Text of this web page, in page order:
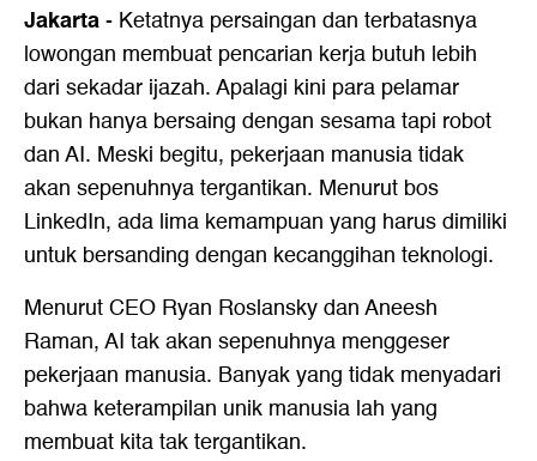
Jakarta- Ketatnya persaingan dan terbatasnya
lowongan membuat pencarian kerja butuh lebih
dari sekadar ijazah. Apalagi kini para pelamar
bukan hanya bersaing dengan sesama tapi robot
dan AI. Meski begitu, pekerjaan manusia tidak
akan sepenuhnya tergantikan. Menurut bos
LinkedIn, ada lima kemampuan yang harus dimiliki
untuk bersanding dengan kecanggihan teknologi.
Menurut CEO Ryan Roslansky dan Aneesh
Raman, AI tak akan sepenuhnya menggeser
pekerjaan manusia. Banyak yang tidak menyadari
bahwa keterampilan unik manusia lah yang
membuat kita tak tergantikan.